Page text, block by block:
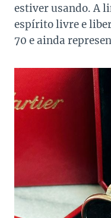
estiver usando. A
espírito livre e
70 e ainda